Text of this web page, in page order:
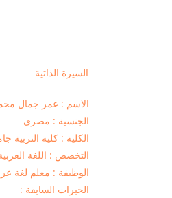
السيرة الذاتية
الاسم : عمر جمال
الجنسية : مصري
الكلية : كلية التربية
التخصص : اللغة
الوظيفة : معلم لغة
الخبرات السابقة :